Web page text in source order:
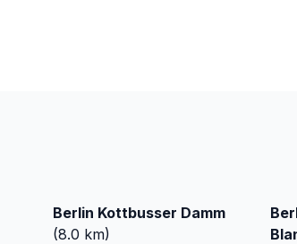
Berlin Kottbusser Damm
(8.0 km)